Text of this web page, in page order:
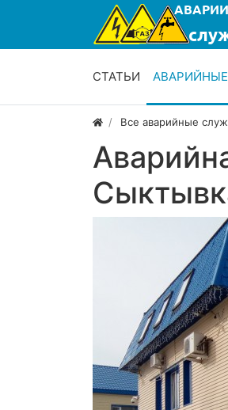
СТАТЬИ
Все аварийные